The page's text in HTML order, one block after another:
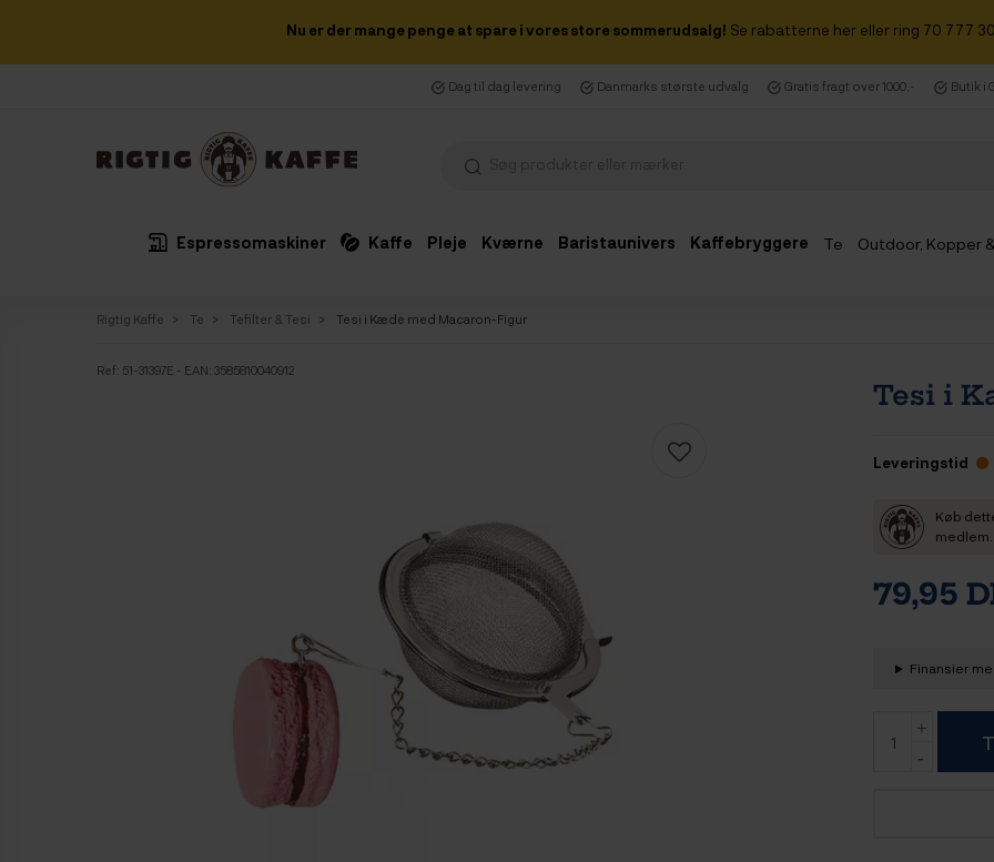
Nu er der mange penge at spare i vores store sommerudsalg! Se rabatterne her eller ring 70 777
Dag til dag levering Danmarks største udvalg Gratis fragt over 1000,- Butik i
Espressomaskiner Kaffe Pleje Kværne Baristaunivers Kaffebryggere Te Outdoor, Kopper
Rigtig Kaffe Te Tefilter & Tesi Tesi i Kæde med Macaron-Figur
Ref: 51-31397E - EAN: 3585810040912
Tesi i
Leveringstid
Køb
79,95
Finansier